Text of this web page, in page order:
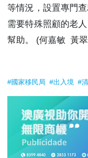
等情況，設置專門
需要特殊照顧的老
幫助。 (何嘉敏 黃
#國家移民局 #出入境 #